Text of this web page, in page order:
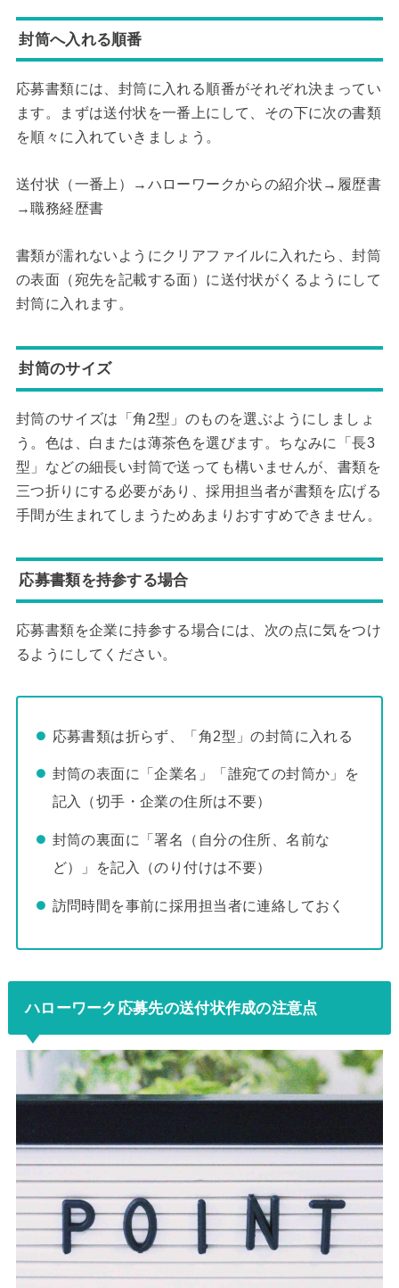
封筒へ入れる順番
応募書類には、封筒に入れる順番がそれぞれ決まってい
ます。まずは送付状を一番上にして、その下に次の書類
を順々に入れていきましょう。
送付状（一番上）→ハローワークからの紹介状→履歴書
→職務経歴書
書類が濡れないようにクリアファイルに入れたら、封筒
の表面（宛先を記載する面）に送付状がくるようにして
封筒に入れます。
封筒のサイズ
封筒のサイズは「角2型」のものを選ぶようにしましょ
う。色は、白または薄茶色を選びます。ちなみに「長3
型」などの細長い封筒で送っても構いませんが、書類を
三つ折りにする必要があり、採用担当者が書類を広げる
手間が生まれてしまうためあまりおすすめできません。
応募書類を持参する場合
応募書類を企業に持参する場合には、次の点に気をつけ
るようにしてください。
応募書類は折らず、「角2型」の封筒に入れる
封筒の表面に「企業名」「誰宛ての封筒か」を
記入（切手・企業の住所は不要）
封筒の裏面に「署名（自分の住所、名前な
ど）」を記入（のり付けは不要）
訪問時間を事前に採用担当者に連絡しておく
ハローワーク応募先の送付状作成の注意点